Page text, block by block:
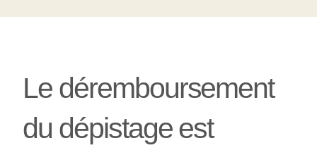
Le déremboursement
du dépistage est